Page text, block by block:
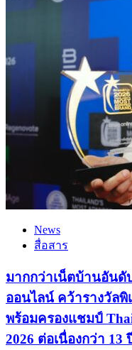
News
สื่อสาร
มากกว่าเน็ตบ้านอันดั
ออนไลน์ คว้ารางวัลพิ
พร้อมครองแชมป์
2026 ต่อเนื่องกว่า 13